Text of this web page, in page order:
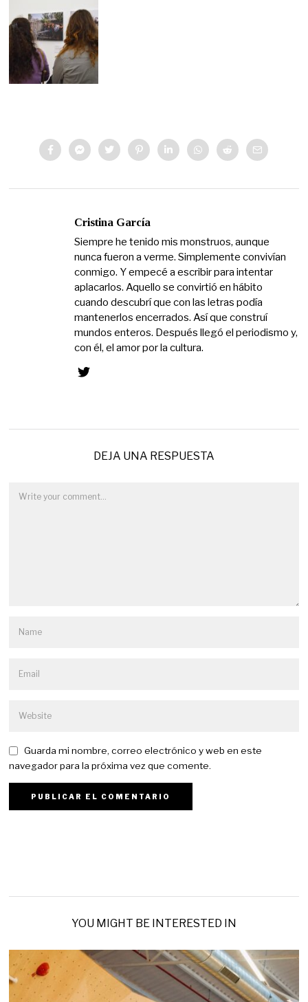
Cristina García
Siempre he tenido mis monstruos, aunque
nunca fueron a verme. Simplemente convivían
conmigo. Y empecé a escribir para intentar
aplacarlos. Aquello se convirtió en hábito
cuando descubrí que con las letras podía
mantenerlos encerrados. Así que construí
mundos enteros. Después llegó el periodismo y,
con él, el amor por la cultura.
DEJA UNA RESPUESTA
Guarda mi nombre, correo electrónico y web en este
navegador para la próxima vez que comente.
YOU MIGHT BE INTERESTED IN